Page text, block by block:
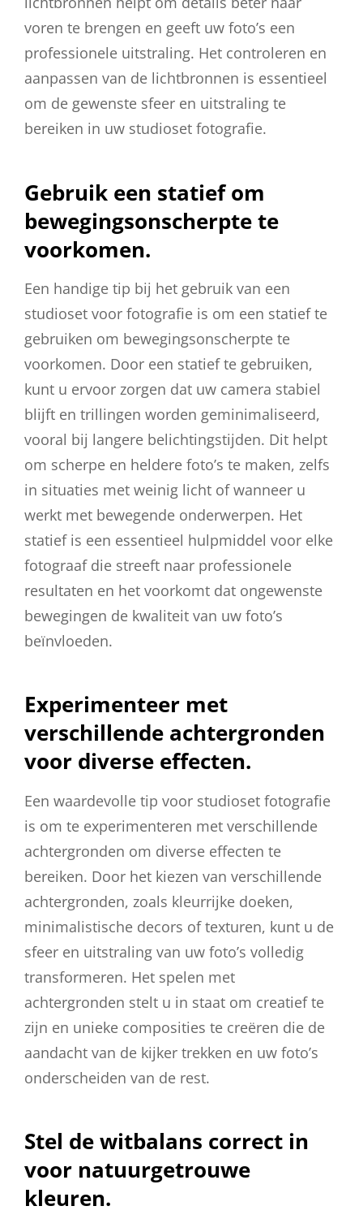
voren te brengen en geeft uw foto’s een
professionele uitstraling. Het controleren en
aanpassen van de lichtbronnen is essentieel
om de gewenste sfeer en uitstraling te
bereiken in uw studioset fotografie.
Gebruik een statief om
bewegingsonscherpte te
voorkomen.
Een handige tip bij het gebruik van een
studioset voor fotografie is om een statief te
gebruiken om bewegingsonscherpte te
voorkomen. Door een statief te gebruiken,
kunt u ervoor zorgen dat uw camera stabiel
blijft en trillingen worden geminimaliseerd,
vooral bij langere belichtingstijden. Dit helpt
om scherpe en heldere foto’s te maken, zelfs
in situaties met weinig licht of wanneer u
werkt met bewegende onderwerpen. Het
statief is een essentieel hulpmiddel voor elke
fotograaf die streeft naar professionele
resultaten en het voorkomt dat ongewenste
bewegingen de kwaliteit van uw foto’s
beïnvloeden.
Experimenteer met
verschillende achtergronden
voor diverse effecten.
Een waardevolle tip voor studioset fotografie
is om te experimenteren met verschillende
achtergronden om diverse effecten te
bereiken. Door het kiezen van verschillende
achtergronden, zoals kleurrijke doeken,
minimalistische decors of texturen, kunt u de
sfeer en uitstraling van uw foto’s volledig
transformeren. Het spelen met
achtergronden stelt u in staat om creatief te
zijn en unieke composities te creëren die de
aandacht van de kijker trekken en uw foto’s
onderscheiden van de rest.
Stel de witbalans correct in
voor natuurgetrouwe
kleuren.